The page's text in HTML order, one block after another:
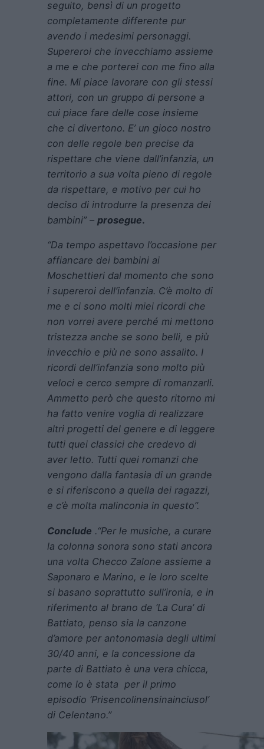
seguito, bensì di un progetto
completamente differente pur
avendo i medesimi personaggi.
Supereroi che invecchiamo assieme
a me e che porterei con me fino alla
fine. Mi piace lavorare con gli stessi
attori, con un gruppo di persone a
cui piace fare delle cose insieme
che ci divertono. E’ un gioco nostro
con delle regole ben precise da
rispettare che viene dall’infanzia, un
territorio a sua volta pieno di regole
da rispettare, e motivo per cui ho
deciso di introdurre la presenza dei
bambini”– prosegue.
“Da tempo aspettavo l’occasione per
affiancare dei bambini ai
Moschettieri dal momento che sono
i supereroi dell’infanzia. C’è molto di
me e ci sono molti miei ricordi che
non vorrei avere perché mi mettono
tristezza anche se sono belli, e più
invecchio e più ne sono assalito. I
ricordi dell’infanzia sono molto più
veloci e cerco sempre di romanzarli.
Ammetto però che questo ritorno mi
ha fatto venire voglia di realizzare
altri progetti del genere e di leggere
tutti quei classici che credevo di
aver letto. Tutti quei romanzi che
vengono dalla fantasia di un grande
e si riferiscono a quella dei ragazzi,
e c’è molta malinconia in questo”.
Conclude .“Per le musiche, a curare
la colonna sonora sono stati ancora
una volta Checco Zalone assieme a
Saponaro e Marino, e le loro scelte
si basano soprattutto sull’ironia, e in
riferimento al brano de ‘La Cura’ di
Battiato, penso sia la canzone
d’amore per antonomasia degli ultimi
30/40 anni, e la concessione da
parte di Battiato è una vera chicca,
come lo è stata per il primo
episodio ‘Prisencolinensinainciusol’
di Celentano.”